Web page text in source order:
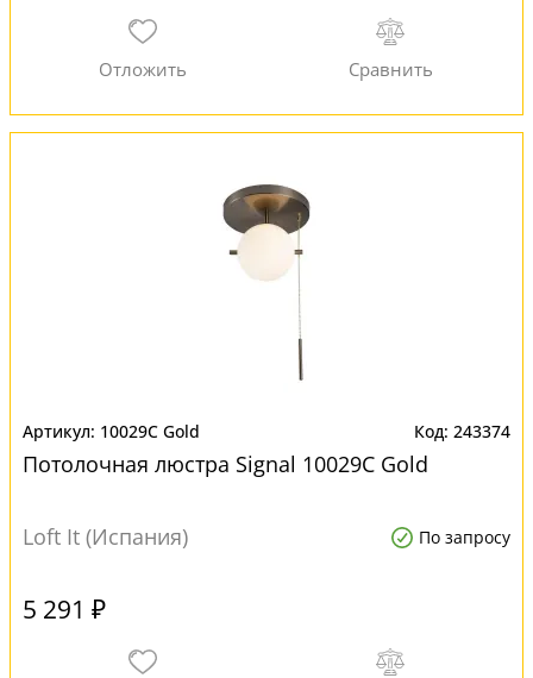
10029C Gold 243374
Потолочная люстра Signal 10029C Gold
Loft It (Испания) По запросу
5 291 ₽